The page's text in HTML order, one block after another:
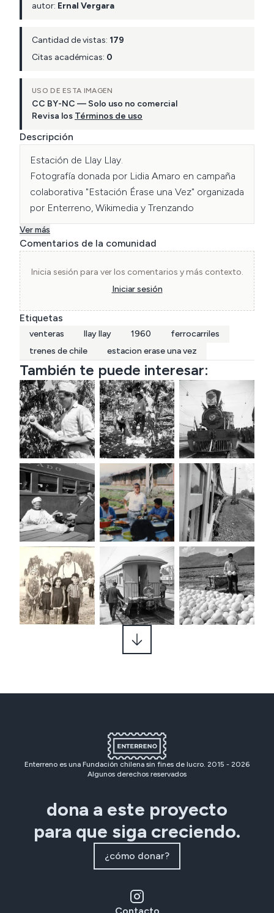
autor: Ernal Vergara
Cantidad de vistas: 179
Citas académicas: 0
USO DE ESTA IMAGEN
CC BY-NC — Solo uso no comercial
Revisa los Términos de uso
Descripción
Estación de Llay Llay.
Fotografía donada por Lidia Amaro en campaña
colaborativa "Estación Érase una Vez" organizada
por Enterreno, Wikimedia y Trenzando
Ver más
Comentarios de la comunidad
Inicia sesión para ver los comentarios y más contexto.
Iniciar sesión
Etiquetas
venteras llay llay 1960
ferrocarriles
trenes de chile
estacion erase una vez
También te puede interesar:
Enterreno es una Fundación chilena sin fines de lucro. 2015 - 2026
Algunos derechos reservados
dona a este proyecto
para que siga creciendo.
¿cómo donar?